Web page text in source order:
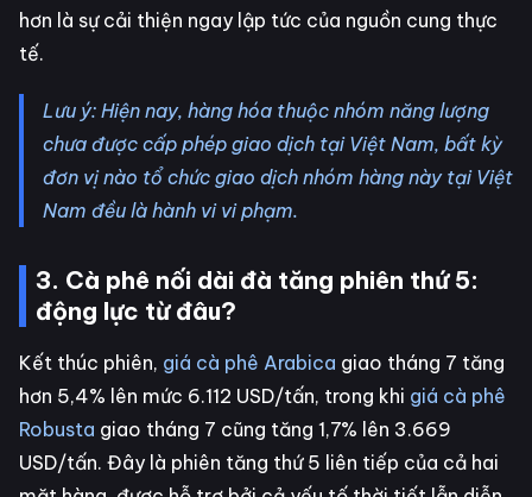
hơn là sự cải thiện ngay lập tức của nguồn cung thực
tế.
Lưu ý: Hiện nay, hàng hóa thuộc nhóm năng lượng
chưa được cấp phép giao dịch tại Việt Nam, bất kỳ
đơn vị nào tổ chức giao dịch nhóm hàng này tại Việt
Nam đều là hành vi vi phạm.
3. Cà phê nối dài đà tăng phiên thứ 5:
động lực từ đâu?
Kết thúc phiên, giá cà phê Arabica giao tháng 7 tăng
hơn 5,4% lên mức 6.112 USD/tấn, trong khi giá cà phê
Robusta giao tháng 7 cũng tăng 1,7% lên 3.669
USD/tấn. Đây là phiên tăng thứ 5 liên tiếp của cả hai